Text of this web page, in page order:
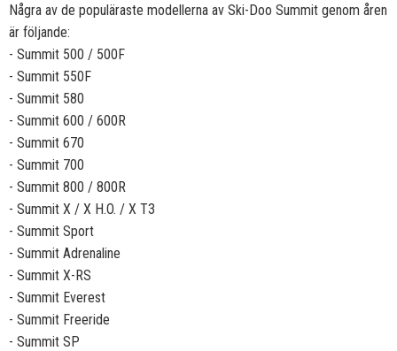
Några av de populäraste modellerna av Ski-Doo Summit genom åren
är följande:
- Summit 500 / 500F
- Summit 550F
- Summit 580
- Summit 600 / 600R
- Summit 670
- Summit 700
- Summit 800 / 800R
- Summit X / X H.O. / X T3
- Summit Sport
- Summit Adrenaline
- Summit X-RS
- Summit Everest
- Summit Freeride
- Summit SP